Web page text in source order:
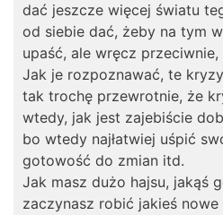
dać jeszcze więcej światu
od siebie dać, żeby na tym
upaść, ale wręcz przeciwnie,
Jak je rozpoznawać, te
tak trochę przewrotnie, że
wtedy, jak jest zajebiście
bo wtedy najłatwiej uśpić
gotowość do zmian itd.
Jak masz dużo hajsu, jakąś
zaczynasz robić jakieś